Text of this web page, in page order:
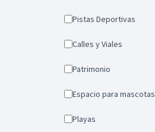
Pistas Deportivas
Calles y Viales
Patrimonio
Espacio para mascotas
Playas